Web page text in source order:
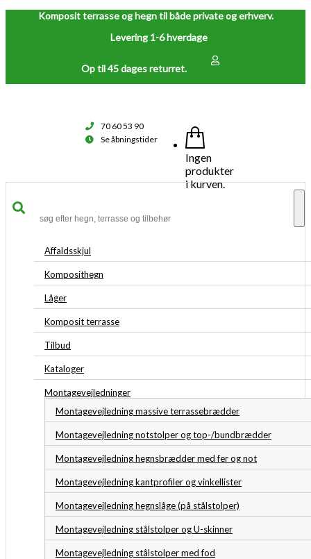
Komposit terrasse og hegn til både private og erhverv.
Levering 1-6 hverdage
Op til 45 dages returret.
70 60 53 90
Se åbningstider
Ingen
produkter
i kurven.
Affaldsskjul
Komposithegn
Låger
Komposit terrasse
Tilbud
Kataloger
Montagevejledninger
Montagevejledning massive terrassebrædder
Montagevejledning notstolper og top-/bundbrædder
Montagevejledning hegnsbrædder med fer og not
Montagevejledning kantprofiler og vinkellister
Montagevejledning hegnslåge (på stålstolper)
Montagevejledning stålstolper og U-skinner
Montagevejledning stålstolper med fod